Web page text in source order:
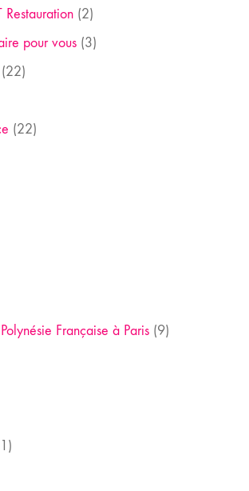
Restauration (2)
pour vous (3)
(22)
(22)
Française à Paris (9)